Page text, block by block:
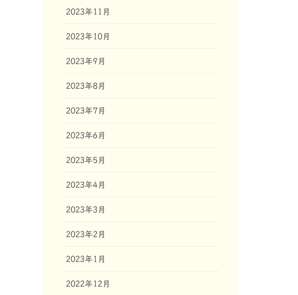
2023年11月
2023年10月
2023年9月
2023年8月
2023年7月
2023年6月
2023年5月
2023年4月
2023年3月
2023年2月
2023年1月
2022年12月